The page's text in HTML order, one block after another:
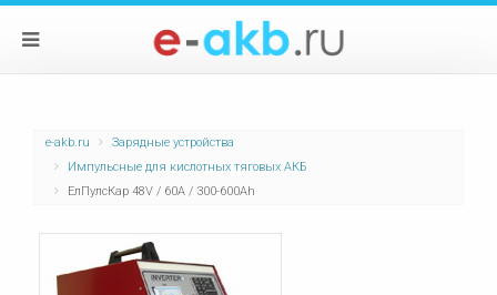
e-akb.ru
Зарядные устройства
Импульсные для кислотных тяговых АКБ
ЕлПулсКар 48V / 60А / 300-600Ah